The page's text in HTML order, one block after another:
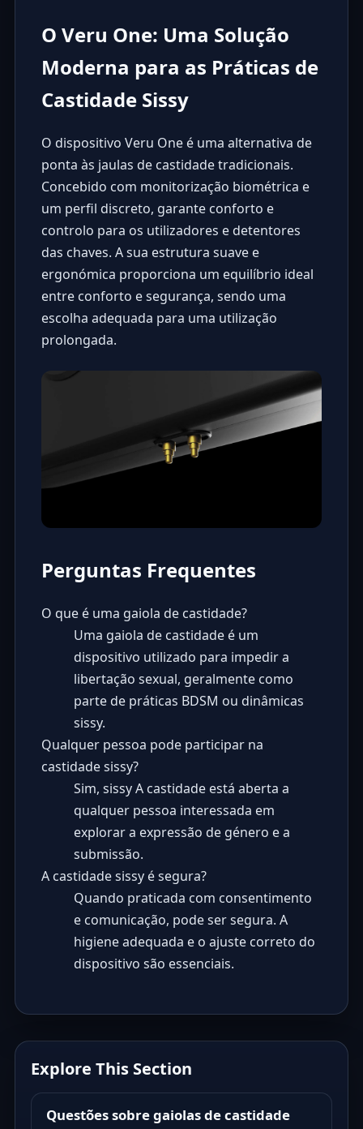
O Veru One: Uma Solução
Moderna para as Práticas de
Castidade Sissy
O dispositivo Veru Oneé uma alternativa de
ponta às jaulas de castidade tradicionais.
Concebido com monitorização biométrica e
um perfil discreto, garante conforto e
controlo para os utilizadores e detentores
das chaves. A sua estrutura suave e
ergonómica proporciona um equilíbrio ideal
entre conforto e segurança, sendo uma
escolha adequada para uma utilização
prolongada.
Perguntas Frequentes
O que é uma gaiola de castidade?
Uma gaiola de castidade é um
dispositivo utilizado para impedir a
libertação sexual, geralmente como
parte de práticas BDSM ou dinâmicas
sissy.
Qualquer pessoa pode participar na
castidade sissy?
Sim, sissy A castidade está aberta a
qualquer pessoa interessada em
explorar a expressão de género e a
submissão.
A castidade sissy é segura?
Quando praticada com consentimento
e comunicação, pode ser segura. A
higiene adequada e o ajuste correto do
dispositivo são essenciais.
Explore This Section
Questões sobre gaiolas de castidade